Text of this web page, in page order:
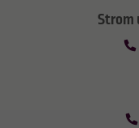
Strom